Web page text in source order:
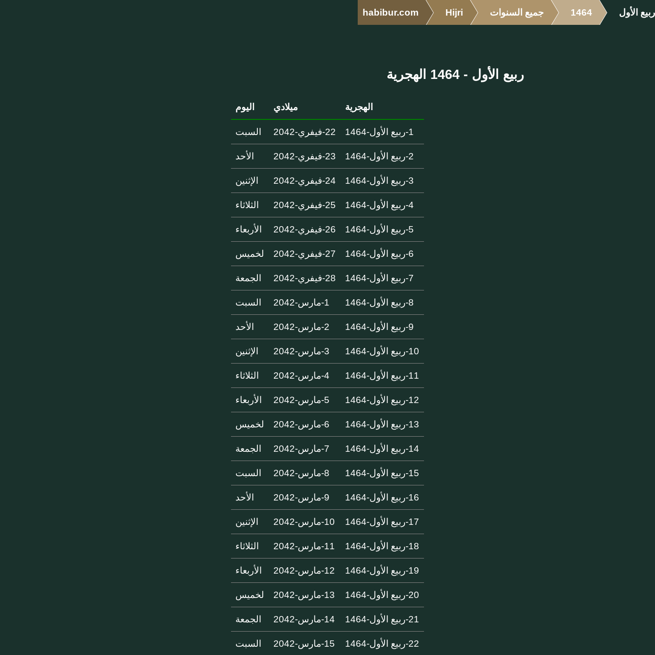
habibur.com Hijri جميع السنوات 1464 ربيع الأول
ربيع الأول - 1464 الهجرية
الهجرية ميلادي اليوم
1-ربيع الأول-1464 22-فيفري-2042 السبت
2-ربيع الأول-1464 23-فيفري-2042 الأحد
3-ربيع الأول-1464 24-فيفري-2042 الإثنين
4-ربيع الأول-1464 25-فيفري-2042 الثلاثاء
5-ربيع الأول-1464 26-فيفري-2042 الأربعاء
6-ربيع الأول-1464 27-فيفري-2042 لخميس
7-ربيع الأول-1464 28-فيفري-2042 الجمعة
8-ربيع الأول-1464 1-مارس-2042 السبت
9-ربيع الأول-1464 2-مارس-2042 الأحد
10-ربيع الأول-1464 3-مارس-2042 الإثنين
11-ربيع الأول-1464 4-مارس-2042 الثلاثاء
12-ربيع الأول-1464 5-مارس-2042 الأربعاء
13-ربيع الأول-1464 6-مارس-2042 لخميس
14-ربيع الأول-1464 7-مارس-2042 الجمعة
15-ربيع الأول-1464 8-مارس-2042 السبت
16-ربيع الأول-1464 9-مارس-2042 الأحد
17-ربيع الأول-1464 10-مارس-2042 الإثنين
18-ربيع الأول-1464 11-مارس-2042 الثلاثاء
19-ربيع الأول-1464 12-مارس-2042 الأربعاء
20-ربيع الأول-1464 13-مارس-2042 لخميس
21-ربيع الأول-1464 14-مارس-2042 الجمعة
22-ربيع الأول-1464 15-مارس-2042 السبت